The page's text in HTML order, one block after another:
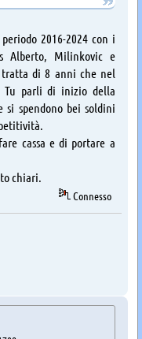
2016-2024 con i
Alberto, Milinkovic e
tratta di 8 anni che nel
Tu parli di inizio della
si spendono bei soldini
cassa e di portare a
chiari.
Connesso